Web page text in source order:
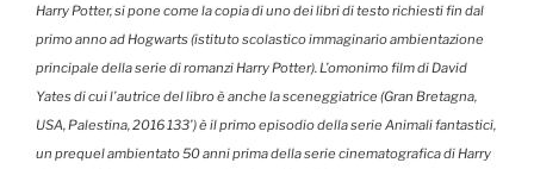
Harry Potter, si pone come la copia di uno dei libri di testo richiesti fin dal
primo anno ad Hogwarts (istituto scolastico immaginario ambientazione
principale della serie di romanzi Harry Potter). L’omonimo film di David
Yates di cui l’autrice del libro è anche la sceneggiatrice (Gran Bretagna,
USA, Palestina, 2016 133’) è il primo episodio della serie Animali fantastici,
un prequel ambientato 50 anni prima della serie cinematografica di Harry